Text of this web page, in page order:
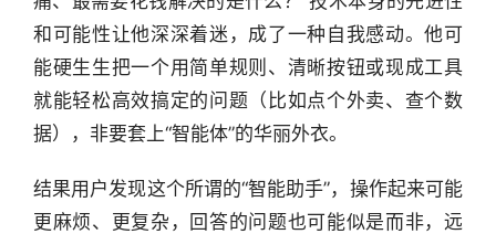
和可能性让他深深着迷，成了一种自我感动。他可
能硬生生把一个用简单规则、清晰按钮或现成工具
就能轻松高效搞定的问题（比如点个外卖、查个数
据），非要套上“智能体”的华丽外衣。
结果用户发现这个所谓的“智能助手”，操作起来可能
更麻烦、更复杂，回答的问题也可能似是而非，远